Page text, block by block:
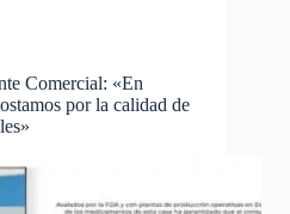
Comercial: «En
por la calidad de